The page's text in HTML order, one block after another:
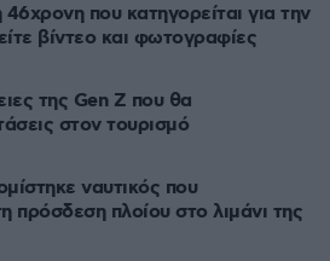
που κατηγορείται για την
βίντεο και φωτογραφίες
της Gen Z που θα
στον τουρισμό
ναυτικός που
πρόσδεση πλοίου στο λιμάνι της